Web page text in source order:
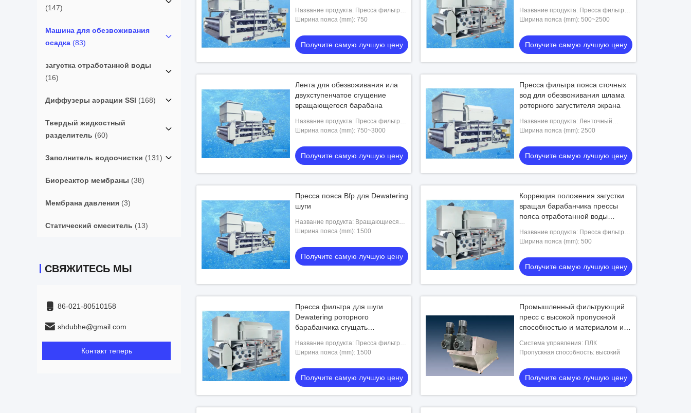
(147)
Машина для обезвоживания
осадка (83)
загустка отработанной воды
(16)
Диффузеры аэрации SSI (168)
Твердый жидкостный
разделитель (60)
Заполнитель водоочистки (131)
Биореактор мембраны (38)
Мембрана давления (3)
Статический смеситель (13)
СВЯЖИТЕСЬ МЫ
86-021-80510158
shdubhe@gmail.com
Контакт теперь
Название продукта: Пресса фильтра
пояса
Ширина пояса (mm): 750
Получите самую лучшую цену
Название продукта: Пресса фильтра
пояса
Ширина пояса (mm): 500~2500
Получите самую лучшую цену
Лента для обезвоживания ила
двухступенчатое сгущение
вращающегося барабана
Название продукта: Пресса фильтра
пояса
Ширина пояса (mm): 750~3000
Получите самую лучшую цену
Пресса фильтра пояса сточных
вод для обезвоживания шлама
роторного загустителя экрана
Название продукта: Ленточный
фильтр-пресс Вращающиеся
Ширина пояса (mm): 2500
Получите самую лучшую цену
Пресса пояса Bfp для Dewatering
шуги
Название продукта: Вращающиеся
барабанные сгустители
Ширина пояса (mm): 1500
Получите самую лучшую цену
Коррекция положения загустки
вращая барабанчика прессы
пояса отработанной воды
Название продукта: Пресса фильтра
пояса
Ширина пояса (mm): 500
Получите самую лучшую цену
Пресса фильтра для шуги
Dewatering роторного
барабанчика сгущать
Название продукта: Пресса фильтра
пояса
Ширина пояса (mm): 1500
Получите самую лучшую цену
Промышленный фильтрующий
пресс с высокой пропускной
способностью и материалом из
Система управления: ПЛК
Пропускная способность: высокий
Получите самую лучшую цену